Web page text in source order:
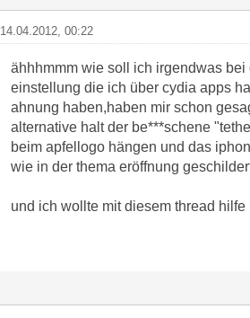
14.04.2012, 00:22
ähhhmmm wie soll ich irgendwas
einstellung die ich über cydia apps
ahnung haben,haben mir schon
alternative halt der be***schene
beim apfellogo hängen und das
wie in der thema eröffnung
und ich wollte mit diesem thread